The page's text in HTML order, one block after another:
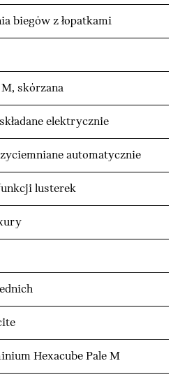
biegów z łopatkami
skórzana
elektrycznie
automatycznie
lusterek
Hexacube Pale M